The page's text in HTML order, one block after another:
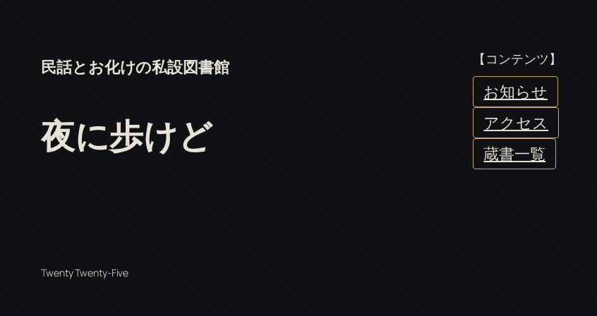
民話とお化けの私設図書館
夜に歩けど
【コンテンツ】
お知らせ
アクセス
蔵書一覧
Twenty Twenty-Five